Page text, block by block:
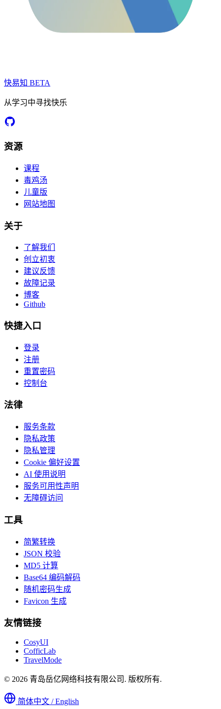
快易知 BETA
从学习中寻找快乐
资源
课程
毒鸡汤
儿童版
网站地图
关于
了解我们
创立初衷
建议反馈
故障记录
博客
Github
快捷入口
登录
注册
重置密码
控制台
法律
服务条款
隐私政策
隐私管理
Cookie 偏好设置
AI 使用说明
服务可用性声明
无障碍访问
工具
简繁转换
JSON 校验
MD5 计算
Base64 编码解码
随机密码生成
Favicon 生成
友情链接
CosyUI
CofficLab
TravelMode
© 2026 青岛岳亿网络科技有限公司. 版权所有.
简体中文 / English